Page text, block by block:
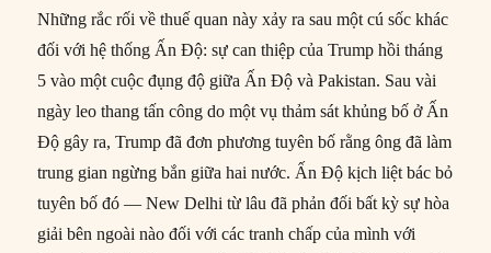
Những rắc rối về thuế quan này xảy ra sau một cú sốc khác
đối với hệ thống Ấn Độ: sự can thiệp của Trump hồi tháng
5 vào một cuộc đụng độ giữa Ấn Độ và Pakistan. Sau vài
ngày leo thang tấn công do một vụ thảm sát khủng bố ở Ấn
Độ gây ra, Trump đã đơn phương tuyên bố rằng ông đã làm
trung gian ngừng bắn giữa hai nước. Ấn Độ kịch liệt bác bỏ
tuyên bố đó — New Delhi từ lâu đã phản đối bất kỳ sự hòa
giải bên ngoài nào đối với các tranh chấp của mình với